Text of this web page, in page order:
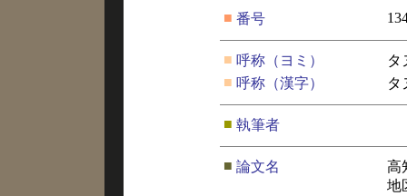
■ 番号
■ 呼称（ヨミ）
タ
■ 呼称（漢字） タ
■ 執筆者
■ 論文名
高
地